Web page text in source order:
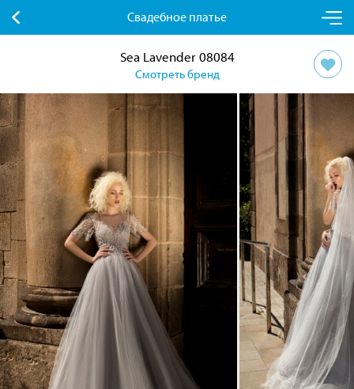
Свадебное платье
Sea Lavender 08084
Смотреть бренд